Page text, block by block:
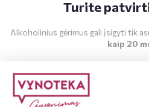
Turite
Alkoholinius gėrimus gali įsigyti tik
kaip 20